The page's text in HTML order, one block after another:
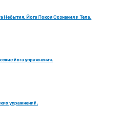
Небытия. Йога Покоя Сознания и Тела.
йога упражнения.
упражнений.